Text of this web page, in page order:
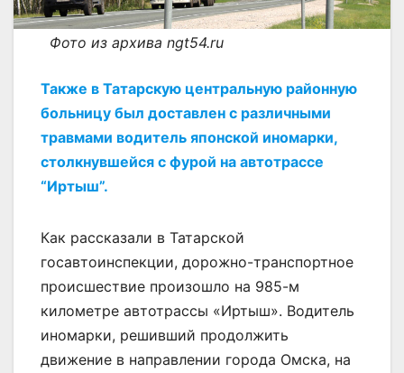
Фото из архива ngt54.ru
Также в Татарскую центральную районную
больницу был доставлен с различными
травмами водитель японской иномарки,
столкнувшейся с фурой на автотрассе
“Иртыш”.
Как рассказали в Татарской
госавтоинспекции, дорожно-транспортное
происшествие произошло на 985-м
километре автотрассы «Иртыш». Водитель
иномарки, решивший продолжить
движение в направлении города Омска, на